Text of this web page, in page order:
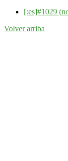
[:es]#1029
Volver arriba